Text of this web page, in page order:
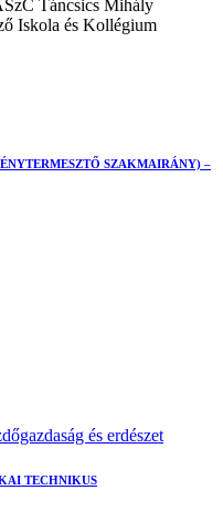
Táncsics Mihály
Iskola és Kollégium
SZAKMAIRÁNY) –
és erdészet
TECHNIKUS